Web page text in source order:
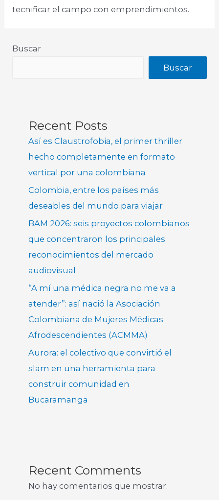
tecnificar el campo con emprendimientos.
Buscar
Buscar
Recent Posts
Así es Claustrofobia, el primer thriller
hecho completamente en formato
vertical por una colombiana
Colombia, entre los países más
deseables del mundo para viajar
BAM 2026: seis proyectos colombianos
que concentraron los principales
reconocimientos del mercado
audiovisual
“A mí una médica negra no me va a
atender”: así nació la Asociación
Colombiana de Mujeres Médicas
Afrodescendientes (ACMMA)
Aurora: el colectivo que convirtió el
slam en una herramienta para
construir comunidad en
Bucaramanga
Recent Comments
No hay comentarios que mostrar.